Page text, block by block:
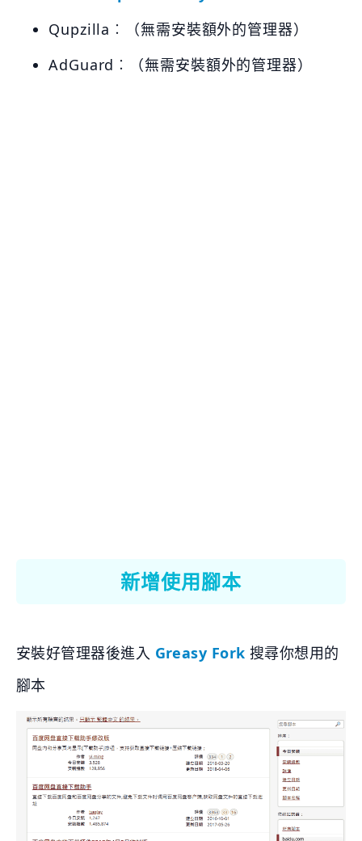
Qupzilla︰（無需安裝額外的管理器）
AdGuard︰（無需安裝額外的管理器）
新增使用腳本
安裝好管理器後進入 Greasy Fork 搜尋你想用的
腳本